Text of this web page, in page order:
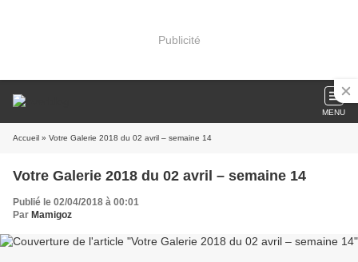
Publicité
MENU
Accueil » Votre Galerie 2018 du 02 avril – semaine 14
Votre Galerie 2018 du 02 avril – semaine 14
Publié le 02/04/2018 à 00:01
Par Mamigoz